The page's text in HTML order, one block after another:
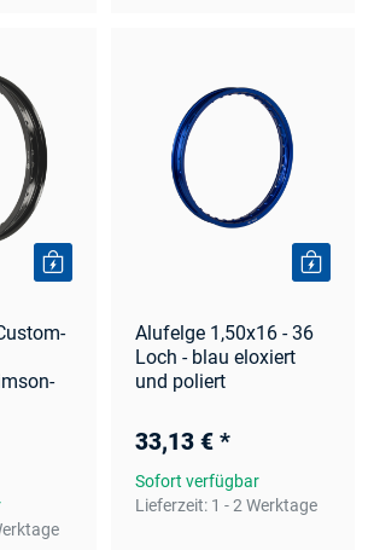
Alufelge 1,50x16 - 36
Loch - blau eloxiert
und poliert
33,13 € *
Sofort verfügbar
Lieferzeit: 1 - 2 Werktage